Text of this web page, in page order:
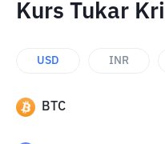
Kurs Tukar
USD INR
BTC